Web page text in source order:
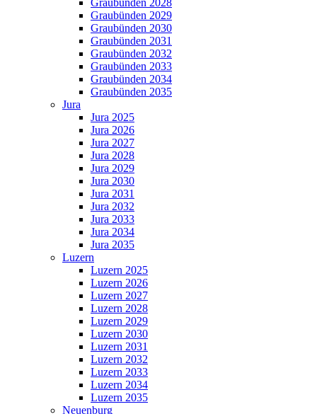
Graubünden 2028
Graubünden 2029
Graubünden 2030
Graubünden 2031
Graubünden 2032
Graubünden 2033
Graubünden 2034
Graubünden 2035
Jura
Jura 2025
Jura 2026
Jura 2027
Jura 2028
Jura 2029
Jura 2030
Jura 2031
Jura 2032
Jura 2033
Jura 2034
Jura 2035
Luzern
Luzern 2025
Luzern 2026
Luzern 2027
Luzern 2028
Luzern 2029
Luzern 2030
Luzern 2031
Luzern 2032
Luzern 2033
Luzern 2034
Luzern 2035
Neuenburg